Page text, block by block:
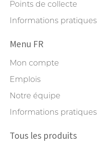
Points de collecte
Informations pratiques
Menu FR
Mon compte
Emplois
Notre équipe
Informations pratiques
Tous les produits